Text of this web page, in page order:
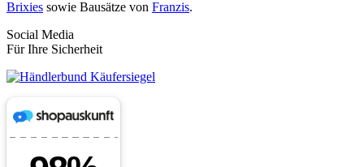
Brixies sowie Bausätze von Franzis.
Social Media
Für Ihre Sicherheit